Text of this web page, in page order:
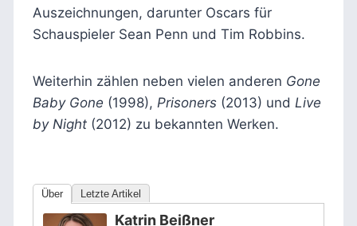
Auszeichnungen, darunter Oscars für
Schauspieler Sean Penn und Tim Robbins.
Weiterhin zählen neben vielen anderen Gone
Baby Gone (1998), Prisoners (2013) und Live
by Night(2012) zu bekannten Werken.
Über Letzte Artikel
Katrin Beißner